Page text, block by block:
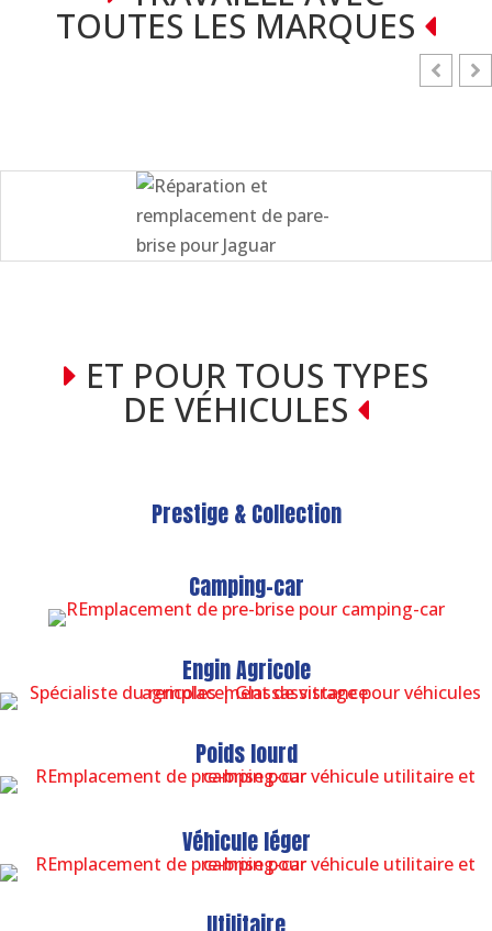
TOUTES LES MARQUES
ET POUR TOUS TYPES
DE VÉHICULES
Prestige & Collection
Camping-car
Engin Agricole
Poids lourd
Véhicule léger